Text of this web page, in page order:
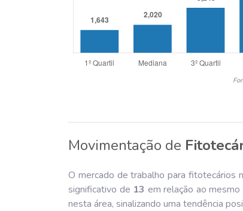
Movimentação de
O mercado de trabalho para
significativo de 13 em relação ao
nesta área, sinalizando uma tendência